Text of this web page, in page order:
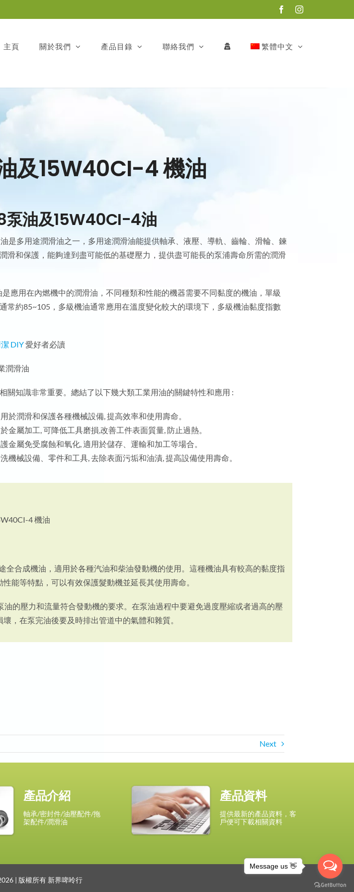
FacebookInstagram
主頁 關於我們 產品目錄 聯絡我們 繁體中文
及15W40CI-4 機油
泵油及15W40CI-4油
油是多用途潤滑油之一，多用途潤滑油能提供軸承、液壓、導軌、齒輪、滑輪、鍊
滑和保護，能夠達到盡可能低的基礎壓力，提供盡可能長的泵浦壽命所需的潤滑
是應用在內燃機中的潤滑油，不同種類和性能的機器需要不同黏度的機油，單級
常約85~105，多級機油通常應用在溫度變化較大的環境下，多級機油黏度指數
DIY愛好者必讀
潤滑油
關知識非常重要。總結了以下幾大類工業用油的關鍵特性和應用 :
用於潤滑和保護各種機械設備, 提高效率和使用壽命。
金屬加工, 可降低工具磨損,改善工件表面質量, 防止過熱。
金屬免受腐蝕和氧化, 適用於儲存、運輸和加工等場合。
機械設備、零件和工具, 去除表面污垢和油漬, 提高設備使用壽命。
4 機油
全合成機油，適用於各種汽油和柴油發動機的使用。這種機油具有較高的黏度指
能等特點，可以有效保護髮動機並延長其使用壽命。
油的壓力和流量符合發動機的要求。在泵油過程中要避免過度壓縮或者過高的壓
，在泵完油後要及時排出管道中的氣體和雜質。
Next
產品介紹
軸承/密封件/油壓配件/拖
架配件/潤滑油
產品資料
提供最新的產品資料，客
戶便可下載相關資料
| 版權所有 新界啤呤行
Message us 👋